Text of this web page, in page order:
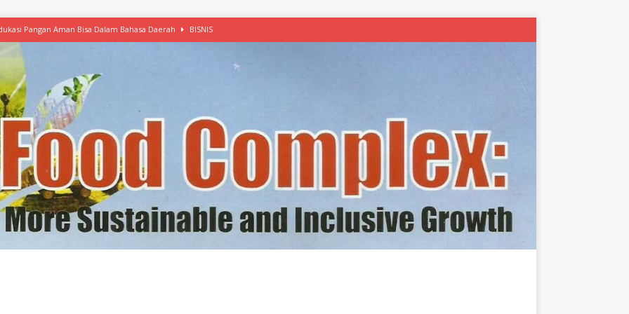
Pangan Aman Bisa Dalam Bahasa Daerah BISNIS
Mulai Ekspansi, IKEA dan MSC Dukung Seafood Berkelanjutan
Free Versi Healthy Choice, Tepung Talas Kimpul Pilihan Menu Sehat
Latih Olah Singkong, KKN Universitas Lampung Kenalkan Sosmocaf
Makanan dengan McCormick, Ciptakan Raksasa Rp1.100 Triliun